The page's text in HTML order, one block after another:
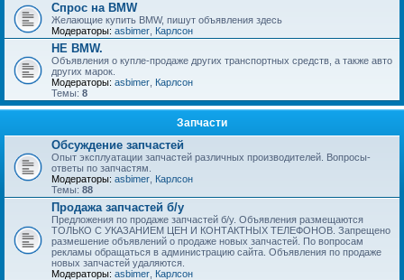
Спрос на BMW
Желающие купить BMW, пишут объявления здесь
Модераторы: asbimer Карлсон
НЕ BMW.
Объявления о купле-продаже других транспортных средств, а также авто
других марок.
Модераторы: asbimer Карлсон
Темы: 8
Запчасти
Обсуждение запчастей
Опыт эксплуатации запчастей различных производителей. Вопросы-
ответы по запчастям.
Модераторы: asbimer Карлсон
Темы: 88
Продажа запчастей б/у
Предложения по продаже запчастей б/у. Объявления размещаются
ТОЛЬКО С УКАЗАНИЕМ ЦЕН И КОНТАКТНЫХ ТЕЛЕФОНОВ. Запрещено
размешение объявлений о продаже новых запчастей. По вопросам
рекламы обращаться в администрацию сайта. Объявления по продаже
новых запчастей удаляются.
Модераторы: asbimer Карлсон